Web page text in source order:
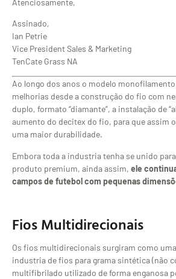
Assinado,
Ian Petrie
Vice President Sales & Marketing
TenCate Grass NA
Ao longo dos anos o modelo
melhorias desde a construção do fio com
duplo, formato “diamante”, a instalação de
aumento do decitex do fio, para que assim
uma maior durabilidade.
Embora toda a industria tenha se unido
produto premium, ainda assim, ele
campos de futebol com pequenas
Fios Multidirecionais
Os fios multidirecionais surgiram como
industria de fios para grama sintética (não
multifibrilado utilizado de forma enganosa